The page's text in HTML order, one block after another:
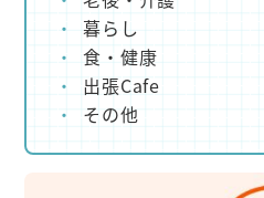
暮らし
食・健康
出張Cafe
その他